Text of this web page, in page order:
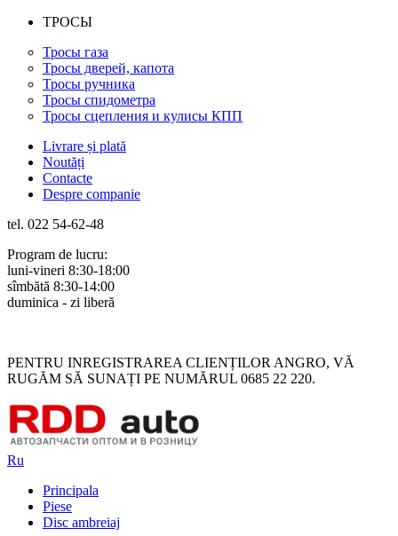
ТРОСЫ
Тросы газа
Тросы дверей, капота
Тросы ручника
Тросы спидометра
Тросы сцепления и кулисы КПП
Livrare și plată
Noutăți
Contacte
Despre companie
tel. 022 54-62-48
Program de lucru:
luni-vineri 8:30-18:00
sîmbătă 8:30-14:00
duminica - zi liberă
PENTRU INREGISTRAREA CLIENȚILOR ANGRO, VĂ
RUGĂM SĂ SUNAȚI PE NUMĂRUL 0685 22 220.
Ru
Principala
Piese
Disc ambreiaj